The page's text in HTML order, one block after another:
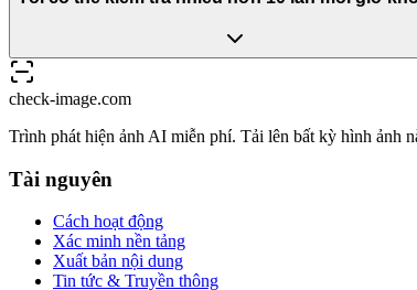
check-image.com
Trình phát hiện ảnh AI miễn phí. Tải lên bất kỳ hình ảnh
Tài nguyên
Cách hoạt động
Xác minh nền tảng
Xuất bản nội dung
Tin tức & Truyền thông